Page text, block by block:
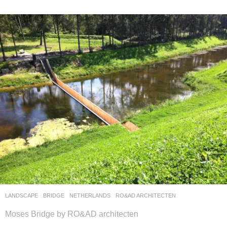
LANDSCAPE BRIDGE NETHERLANDS RO&AD ARCHITECTEN
Moses Bridge by RO&AD architecten